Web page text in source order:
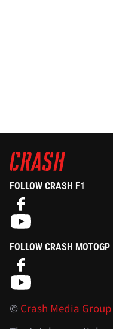
FOLLOW CRASH F1
FOLLOW CRASH MOTOGP
©Crash Media